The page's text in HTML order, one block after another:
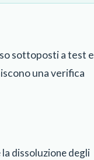
sottoposti a test e
una verifica
dissoluzione degli